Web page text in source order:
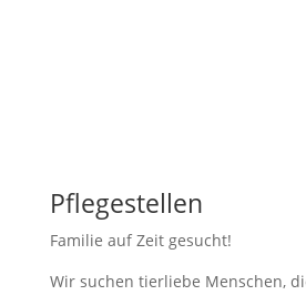
Pflegestellen
Familie auf Zeit gesucht!
Wir suchen tierliebe Menschen,